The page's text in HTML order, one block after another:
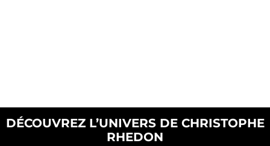
DÉCOUVREZ L’UNIVERS DE CHRISTOPHE
RHEDON